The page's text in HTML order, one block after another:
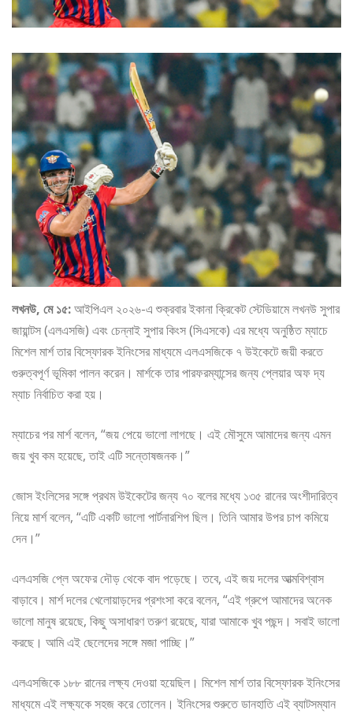
লখনউ, মে ১৫:আইপিএল ২০২৬-এ শুক্রবার ইকানা ক্রিকেট স্টেডিয়ামে লখনউ সুপার
জায়ান্টস (এলএসজি) এবং চেন্নাই সুপার কিংস (সিএসকে) এর মধ্যে অনুষ্ঠিত ম্যাচে
মিশেল মার্শ তার বিস্ফোরক ইনিংসের মাধ্যমে এলএসজিকে ৭ উইকেটে জয়ী করতে
গুরুত্বপূর্ণ ভূমিকা পালন করেন। মার্শকে তার পারফরম্যান্সের জন্য প্লেয়ার অফ দ্য
ম্যাচ নির্বাচিত করা হয়।
ম্যাচের পর মার্শ বলেন, “জয় পেয়ে ভালো লাগছে। এই মৌসুমে আমাদের জন্য এমন
জয় খুব কম হয়েছে, তাই এটি সন্তোষজনক।”
জোস ইংলিসের সঙ্গে প্রথম উইকেটের জন্য ৭০ বলের মধ্যে ১৩৫ রানের অংশীদারিত্ব
নিয়ে মার্শ বলেন, “এটি একটি ভালো পার্টনারশিপ ছিল। তিনি আমার উপর চাপ কমিয়ে
দেন।”
এলএসজি প্লে অফের দৌড় থেকে বাদ পড়েছে। তবে, এই জয় দলের আত্মবিশ্বাস
বাড়াবে। মার্শ দলের খেলোয়াড়দের প্রশংসা করে বলেন, “এই গ্রুপে আমাদের অনেক
ভালো মানুষ রয়েছে, কিছু অসাধারণ তরুণ রয়েছে, যারা আমাকে খুব পছন্দ। সবাই ভালো
করছে। আমি এই ছেলেদের সঙ্গে মজা পাচ্ছি।”
এলএসজিকে ১৮৮ রানের লক্ষ্য দেওয়া হয়েছিল। মিশেল মার্শ তার বিস্ফোরক ইনিংসের
মাধ্যমে এই লক্ষ্যকে সহজ করে তোলেন। ইনিংসের শুরুতে ডানহাতি এই ব্যাটসম্যান